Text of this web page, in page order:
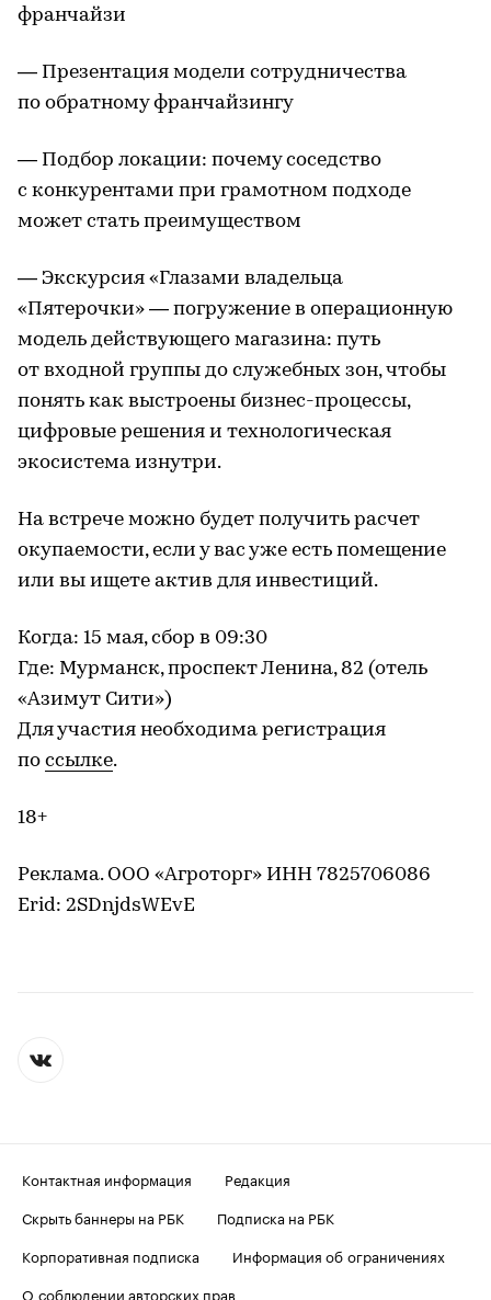
франчайзи
— Презентация модели сотрудничества
по обратному франчайзингу
— Подбор локации: почему соседство
с конкурентами при грамотном подходе
может стать преимуществом
— Экскурсия «Глазами владельца
«Пятерочки» — погружение в операционную
модель действующего магазина: путь
от входной группы до служебных зон, чтобы
понять как выстроены бизнес-процессы,
цифровые решения и технологическая
экосистема изнутри.
На встрече можно будет получить расчет
окупаемости, если у вас уже есть помещение
или вы ищете актив для инвестиций.
Когда: 15 мая, сбор в 09:30
Где: Мурманск, проспект Ленина, 82 (отель
«Азимут Сити»)
Для участия необходима регистрация
по ссылке.
18+
Реклама. ООО «Агроторг» ИНН 7825706086
Erid: 2SDnjdsWEvE
Контактная информация
Редакция
Скрыть баннеры на РБК
Подписка на РБК
Корпоративная подписка
Информация об ограничениях
О соблюдении авторских прав